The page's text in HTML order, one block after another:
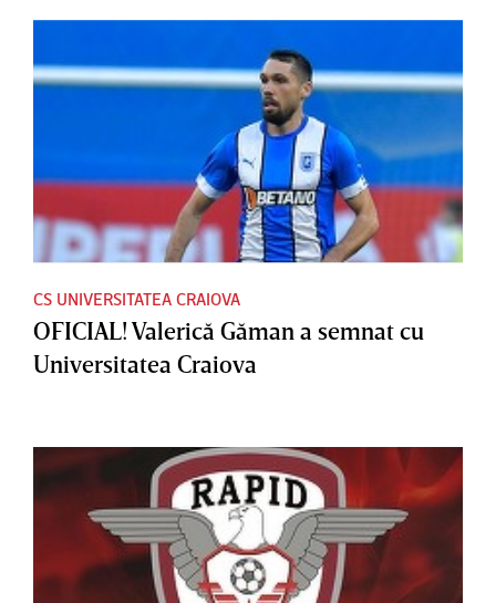
CS UNIVERSITATEA CRAIOVA
OFICIAL! Valerică Găman a semnat cu
Universitatea Craiova